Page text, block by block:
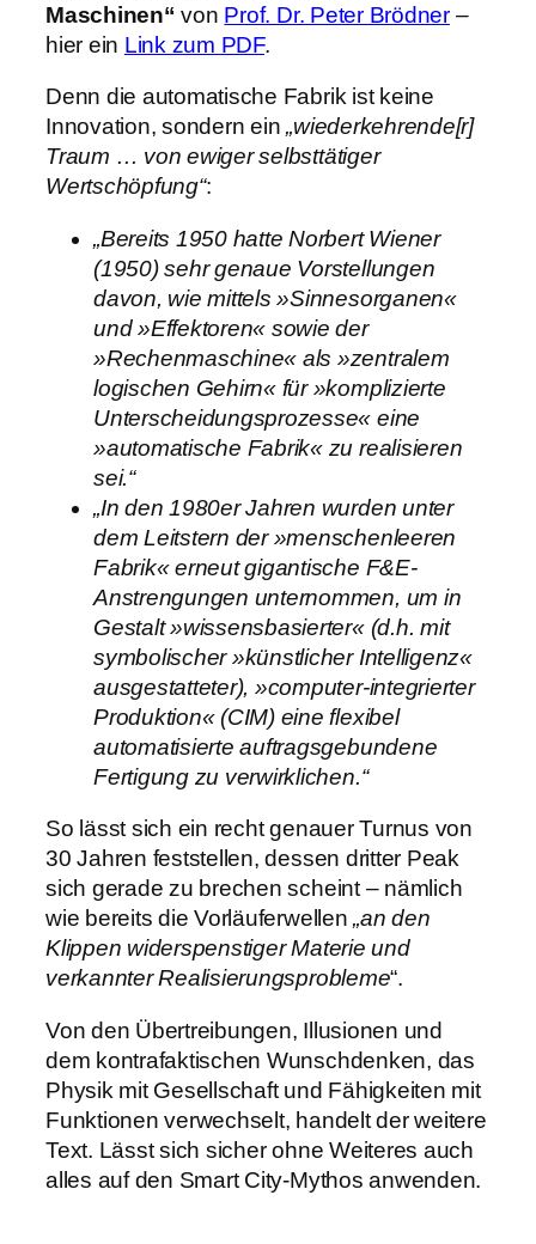
Maschinen“ von Prof. Dr. Peter Brödner–
hier ein Link zum PDF.
Denn die automatische Fabrik ist keine
Innovation, sondern ein„wiederkehrende[r]
Traum … von ewiger selbsttätiger
Wertschöpfung“:
„Bereits 1950 hatte Norbert Wiener
(1950) sehr genaue Vorstellungen
davon, wie mittels »Sinnesorganen«
und »Effektoren« sowie der
»Rechenmaschine« als »zentralem
logischen Gehirn« für »komplizierte
Unterscheidungsprozesse« eine
»automatische Fabrik« zu realisieren
sei.“
„In den 1980er Jahren wurden unter
dem Leitstern der »menschenleeren
Fabrik« erneut gigantische F&E-
Anstrengungen unternommen, um in
Gestalt »wissensbasierter« (d.h. mit
symbolischer »künstlicher Intelligenz«
ausgestatteter), »computer-integrierter
Produktion« (CIM) eine flexibel
automatisierte auftragsgebundene
Fertigung zu verwirklichen.“
So lässt sich ein recht genauer Turnus von
30 Jahren feststellen, dessen dritter Peak
sich gerade zu brechen scheint – nämlich
wie bereits die Vorläuferwellen„an den
Klippen widerspenstiger Materie und
verkannter Realisierungsprobleme“.
Von den Übertreibungen, Illusionen und
dem kontrafaktischen Wunschdenken, das
Physik mit Gesellschaft und Fähigkeiten mit
Funktionen verwechselt, handelt der weitere
Text. Lässt sich sicher ohne Weiteres auch
alles auf den Smart City-Mythos anwenden.